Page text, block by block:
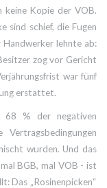
keine Kopie der VOB.
sind schief, die Fugen
lehnte ab:
zog vor Gericht
war fünf
erstattet.
68 % der negativen
wurden. Und das
BGB, mal VOB - ist
Das „Rosinenpicken“